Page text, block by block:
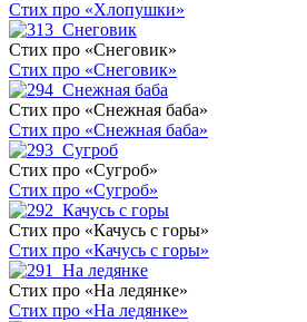
Стих про «Хлопушки»
Стих про «Снеговик»
Стих про «Снеговик»
Стих про «Снежная баба»
Стих про «Снежная баба»
Стих про «Сугроб»
Стих про «Сугроб»
Стих про «Качусь с горы»
Стих про «Качусь с горы»
Стих про «На ледянке»
Стих про «На ледянке»